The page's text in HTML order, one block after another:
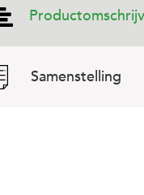
Samenstelling